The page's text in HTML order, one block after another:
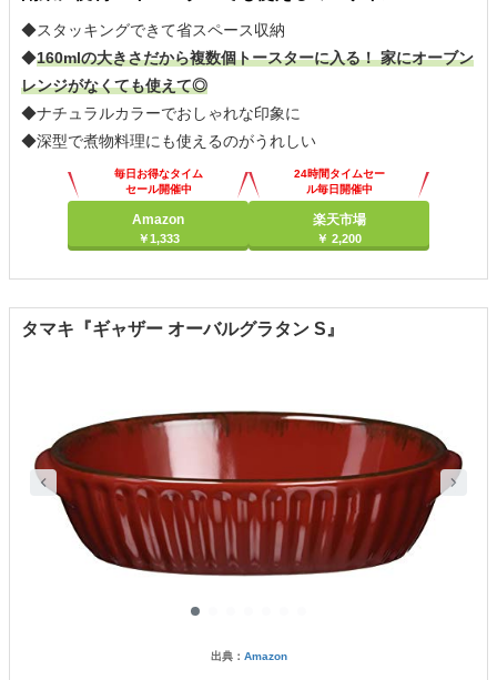
◆スタッキングできて省スペース収納
◆160mlの大きさだから複数個トースターに入る！ 家にオーブン
レンジがなくても使えて◎
◆ナチュラルカラーでおしゃれな印象に
◆深型で煮物料理にも使えるのがうれしい
毎日お得なタイム
セール開催中
Amazon
￥1,333
24時間タイムセー
ル毎日開催中
楽天市場
￥ 2,200
タマキ『ギャザー オーバルグラタン S』
出典： Amazon